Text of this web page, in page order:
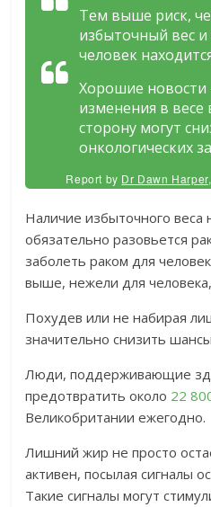
Тем выше риск,
избыточный вес
человек
Хорошие
изменения в
сторону могут
онкологических
Report by Dr Dawn Harper
cancer, Cancer
Наличие избыточного веса
обязательно разовьется
заболеть раком для
выше, нежели для
Похудев или не набирая
значительно снизить
Люди, поддерживающие
предотвратить около 22
Великобритании ежегодно.
Лишний жир не просто
активен, посылая сигналы
Такие сигналы могут